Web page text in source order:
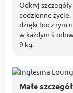
Odkryj
codzienne życie.
dzięki bocznym
w każdym
9 kg.
Małe